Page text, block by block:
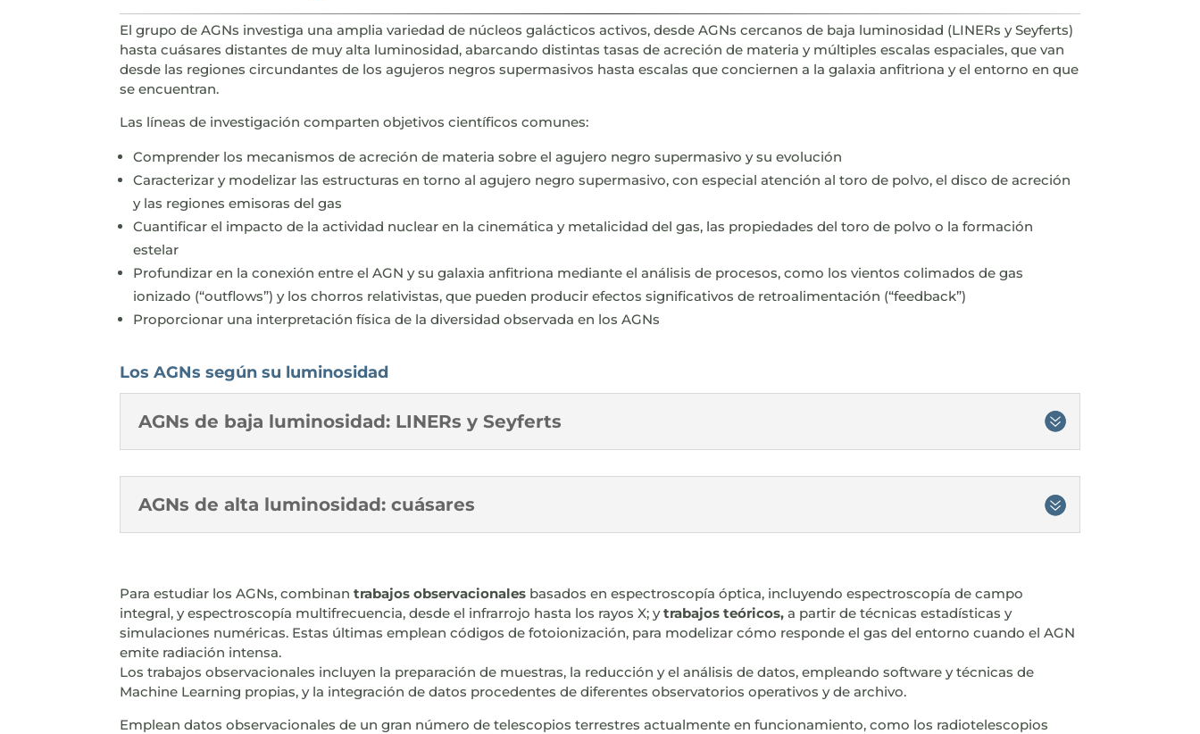
El grupo de AGNs investiga una amplia variedad de núcleos galácticos activos, desde AGNs cercanos de baja luminosidad (LINERs y Seyferts)
hasta cuásares distantes de muy alta luminosidad, abarcando distintas tasas de acreción de materia y múltiples escalas espaciales, que van
desde las regiones circundantes de los agujeros negros supermasivos hasta escalas que conciernen a la galaxia anfitriona y el entorno en que
se encuentran.
Las líneas de investigación comparten objetivos científicos comunes:
Comprender los mecanismos de acreción de materia sobre el agujero negro supermasivo y su evolución
Caracterizar y modelizar las estructuras en torno al agujero negro supermasivo, con especial atención al toro de polvo, el disco de acreción
y las regiones emisoras del gas
Cuantificar el impacto de la actividad nuclear en la cinemática y metalicidad del gas, las propiedades del toro de polvo o la formación
estelar
Profundizar en la conexión entre el AGN y su galaxia anfitriona mediante el análisis de procesos, como los vientos colimados de gas
ionizado (“outflows”) y los chorros relativistas, que pueden producir efectos significativos de retroalimentación (“feedback”)
Proporcionar una interpretación física de la diversidad observada en los AGNs
Los AGNs según su luminosidad
AGNs de baja luminosidad: LINERs y Seyferts
AGNs de alta luminosidad: cuásares
Para estudiar los AGNs, combinantrabajos observacionales basados en espectroscopía óptica, incluyendo espectroscopía de campo
integral, y espectroscopía multifrecuencia, desde el infrarrojo hasta los rayos X; ytrabajos teóricos, a partir de técnicas estadísticas y
simulaciones numéricas. Estas últimas emplean códigos de fotoionización, para modelizar cómo responde el gas del entorno cuando el AGN
emite radiación intensa.
Los trabajos observacionales incluyen la preparación de muestras, la reducción y el análisis de datos, empleando software y técnicas de
Machine Learning propias, y la integración de datos procedentes de diferentes observatorios operativos y de archivo.
Emplean datos observacionales de un gran número de telescopios terrestres actualmente en funcionamiento, como los radiotelescopios